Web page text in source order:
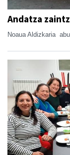
Andatza
Noaua Aldizkaria